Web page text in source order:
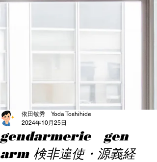
gendarmerie gen
arm 検非違使・源義経
依田敏秀 Yoda Toshihide
2024年10月25日